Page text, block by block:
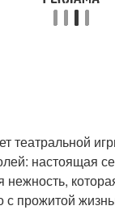
театральной
настоящая
нежность,
с прожитой